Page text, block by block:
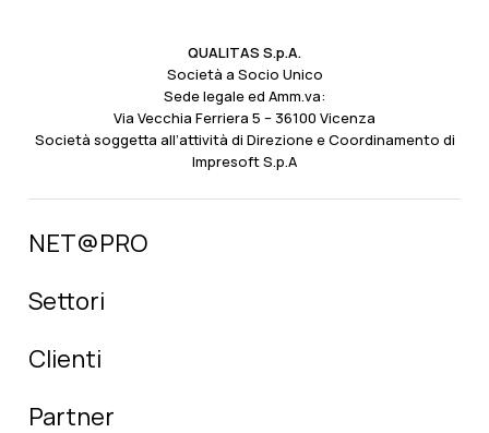
QUALITAS S.p.A.
Società a Socio Unico
Sede legale ed Amm.va:
Via Vecchia Ferriera 5 – 36100 Vicenza
Società soggetta all’attività di Direzione e Coordinamento di
Impresoft S.p.A
NET@PRO
Settori
Clienti
Partner